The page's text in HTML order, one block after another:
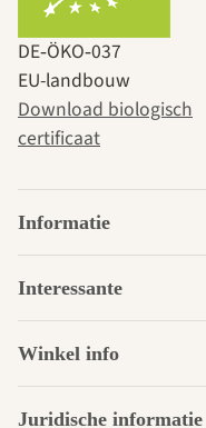
DE‑ÖKO‑037
EU-landbouw
Download biologisch
certificaat
Informatie
Interessante
Winkel info
Juridische informatie